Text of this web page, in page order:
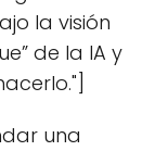
la visión
de la IA y
una